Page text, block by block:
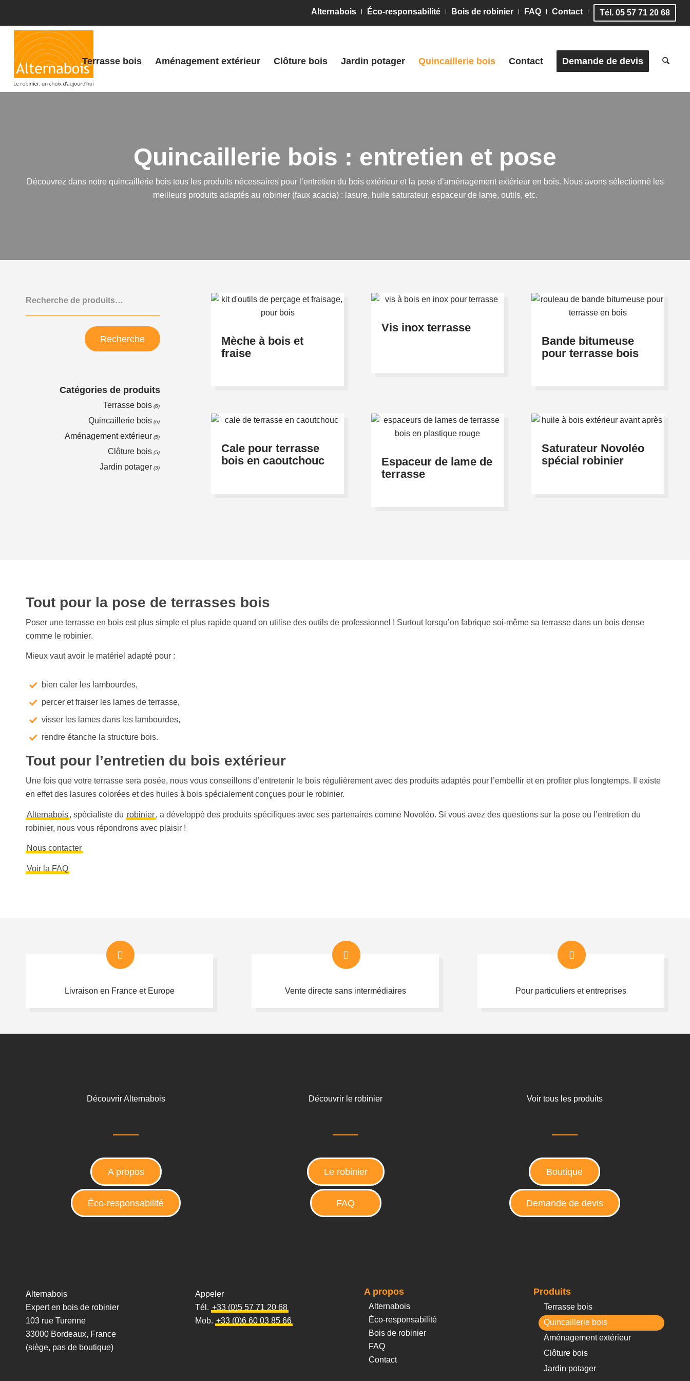
Alternabois Éco-responsabilité Bois de robinier FAQ Contact Tél. 05 57 71 20 68
Terrasse bois Aménagement extérieur Clôture bois Jardin potager Quincaillerie bois Contact Demande de devis
Quincaillerie bois : entretien et pose
Découvrez dans notre quincaillerie boistous les produits nécessaires pour l’entretien du bois extérieuret la pose d’aménagement extérieur en bois. Nous avons sélectionné les
meilleurs produits adaptés au robinier (faux acacia) : lasure, huile saturateur, espaceur de lame, outils, etc.
Mèche à bois et
fraise
Vis inox terrasse
Bande bitumeuse
pour terrasse bois
Cale pour terrasse
bois en caoutchouc
Espaceur de lame de
terrasse
Saturateur Novoléo
spécial robinier
Recherche
Catégories de produits
Terrasse bois (6)
Quincaillerie bois (6)
Aménagement extérieur (5)
Clôture bois (5)
Jardin potager (3)
Tout pour la pose de terrasses bois
Poser une terrasse en bois est plus simple et plus rapide quand on utilise des outils de professionnel ! Surtout lorsqu’on fabrique soi-même sa terrasse dans un bois dense
comme le robinier.
Mieux vaut avoir le matériel adapté pour :
bien caler les lambourdes,
percer et fraiser les lames de terrasse,
visser les lames dans les lambourdes,
rendre étanche la structure bois.
Tout pour l’entretien du bois extérieur
Une fois que votre terrasse sera posée, nous vous conseillons d’entretenir le bois régulièrement avec des produits adaptés pour l’embellir et en profiter plus longtemps. Il existe
en effet des lasures colorées et des huiles à bois spécialement conçues pour le robinier.
Alternabois, spécialiste du robinier, a développé des produits spécifiques avec ses partenaires comme Novoléo. Si vous avez des questions sur la pose ou l’entretien du
robinier, nous vous répondrons avec plaisir !
Nous contacter
Voir la FAQ
Livraison en France et Europe Vente directe sans intermédiaires Pour particuliers et entreprises
Découvrir Alternabois
A propos
Éco-responsabilité
Découvrir le robinier
Le robinier
FAQ
Voir tous les produits
Boutique
Demande de devis
Alternabois
Expert en bois de robinier
103 rue Turenne
33000 Bordeaux, France
(siège, pas de boutique)
Appeler
Tél. +33 (0)5 57 71 20 68
Mob. +33 (0)6 60 03 85 66
A propos
Alternabois
Éco-responsabilité
Bois de robinier
FAQ
Contact
Produits
Terrasse bois
Quincaillerie bois
Aménagement extérieur
Clôture bois
Jardin potager